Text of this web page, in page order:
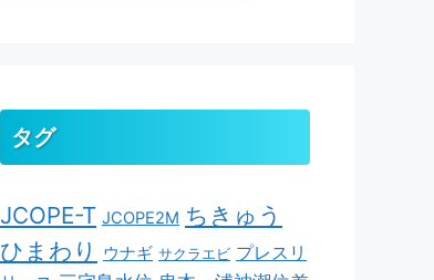
タグ
JCOPE-T JCOPE2M ちきゅう
ひまわり
ウナギ サクラエビ プレスリ